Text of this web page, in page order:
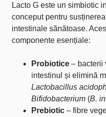
Lacto G este un simbiotic
conceput pentru
intestinale sănătoase.
componente esențiale:
Probiotice – bacterii
intestinul și elimină
Lactobacillus
Bifidobacterium (B.
Prebiotic – fibre